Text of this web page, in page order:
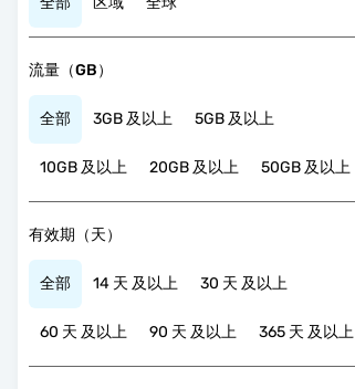
流量（GB）
全部 3GB 及以上 5GB 及以上
10GB 及以上 20GB 及以上 50GB 及以上
有效期（天）
全部 14 天 及以上 30 天 及以上
60 天 及以上 90 天 及以上 365 天 及以上